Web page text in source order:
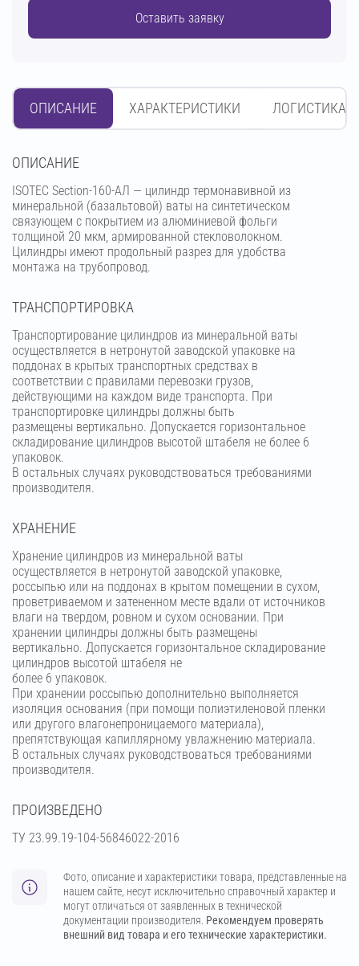
Оставить заявку
ОПИСАНИЕ ХАРАКТЕРИСТИКИ ЛОГИСТИКА
OПИСАНИЕ
ISOTEC Section-160-АЛ — цилиндр термонавивной из
минеральной (базальтовой) ваты на синтетическом
связующем с покрытием из алюминиевой фольги
толщиной 20 мкм, армированной стекловолокном.
Цилиндры имеют продольный разрез для удобства
монтажа на трубопровод.
ТРАНСПОРТИРОВКА
Транспортирование цилиндров из минеральной ваты
осуществляется в нетронутой заводской упаковке на
поддонах в крытых транспортных средствах в
соответствии с правилами перевозки грузов,
действующими на каждом виде транспорта. При
транспортировке цилиндры должны быть
размещены вертикально. Допускается горизонтальное
складирование цилиндров высотой штабеля не более 6
упаковок.
В остальных случаях руководствоваться требованиями
производителя.
ХРАНЕНИЕ
Хранение цилиндров из минеральной ваты
осуществляется в нетронутой заводской упаковке,
россыпью или на поддонах в крытом помещении в сухом,
проветриваемом и затененном месте вдали от источников
влаги на твердом, ровном и сухом основании. При
хранении цилиндры должны быть размещены
вертикально. Допускается горизонтальное складирование
цилиндров высотой штабеля не
более 6 упаковок.
При хранении россыпью дополнительно выполняется
изоляция основания (при помощи полиэтиленовой пленки
или другого влагонепроницаемого материала),
препятствующая капиллярному увлажнению материала.
В остальных случаях руководствоваться требованиями
производителя.
ПРОИЗВЕДЕНО
ТУ 23.99.19-104-56846022-2016
Фото, описание и характеристики товара, представленные на
нашем сайте, несут исключительно справочный характер и
могут отличаться от заявленных в технической
документации производителя. Рекомендуем проверять
внешний вид товара и его технические характеристики.